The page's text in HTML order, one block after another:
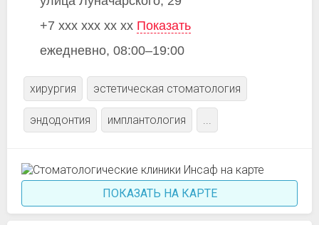
+7 xxx xxx xx xx Показать
ежедневно, 08:00–19:00
хирургия эстетическая стоматология
эндодонтия имплантология ...
ПОКАЗАТЬ НА КАРТЕ